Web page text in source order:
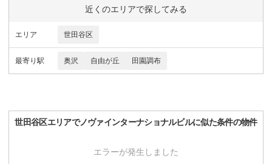
近くのエリアで探してみる
エリア 世田谷区
最寄り駅 奥沢 自由が丘 田園調布
世田谷区エリアでノヴァインターナショナルビルに似た条件の物件
エラーが発生しました